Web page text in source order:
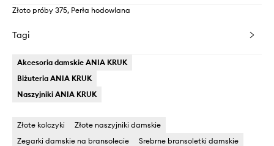
Złoto próby 375, Perła hodowlana
Tagi
Akcesoria damskie ANIA KRUK
Biżuteria ANIA KRUK
Naszyjniki ANIA KRUK
Złote kolczyki
Złote naszyjniki damskie
Zegarki damskie na bransolecie
Srebrne bransoletki damskie